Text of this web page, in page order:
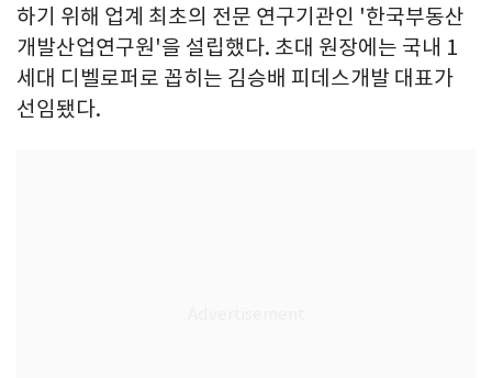
하기 위해 업계 최초의 전문 연구기관인 '한국부동산
개발산업연구원'을 설립했다. 초대 원장에는 국내 1
세대 디벨로퍼로 꼽히는 김승배 피데스개발 대표가
선임됐다.